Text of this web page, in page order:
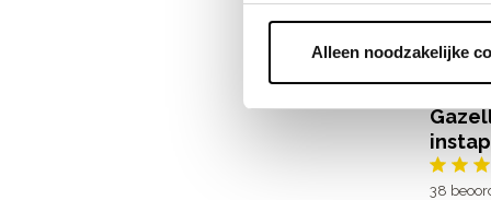
Alleen noodzakelijke
instap
38